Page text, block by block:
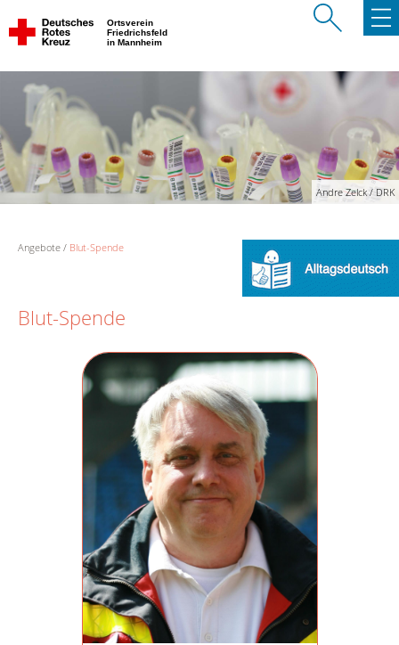
Ortsverein
Friedrichsfeld
in Mannheim
Andre Zelck / DRK
Angebote Blut-Spende
Blut-Spende